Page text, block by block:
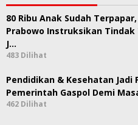
80 Ribu Anak Sudah
Prabowo Instruksikan Tindak
J…
483 Dilihat
Pendidikan & Kesehatan Jadi
Pemerintah Gaspol Demi
462 Dilihat